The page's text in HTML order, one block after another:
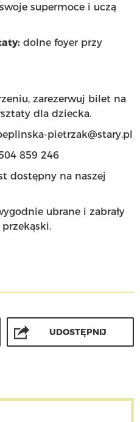
supermoce i uczą
dolne foyer przy
zarezerwuj bilet na
dla dziecka.
pietrzak@stary.pl
859 246
dostępny na naszej
ubrane i zabrały
UDOSTĘPNIJ